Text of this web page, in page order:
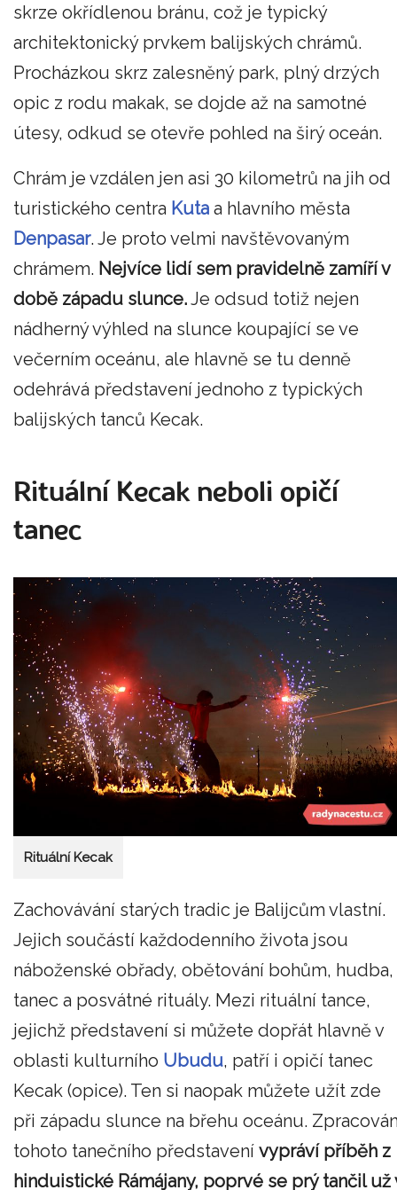
skrze okřídlenou bránu, což je typický
architektonický prvkem balijských chrámů.
Procházkou skrz zalesněný park, plný drzých
opic z rodu makak, se dojde až na samotné
útesy, odkud se otevře pohled na širý oceán.
Chrám je vzdálen jen asi 30 kilometrů na jih od
turistického centra Kuta a hlavního města
Denpasar. Je proto velmi navštěvovaným
chrámem. Nejvíce lidí sem pravidelně zamíří v
době západu slunce.Je odsud totiž nejen
nádherný výhled na slunce koupající se ve
večerním oceánu, ale hlavně se tu denně
odehrává představení jednoho z typických
balijských tanců Kecak.
Rituální Kecak neboli opičí
tanec
Rituální Kecak
Zachovávání starých tradic je Balijcům vlastní.
Jejich součástí každodenního života jsou
náboženské obřady, obětování bohům, hudba,
tanec a posvátné rituály. Mezi rituální tance,
jejichž představení si můžete dopřát hlavně v
oblasti kulturního Ubudu, patří i opičí tanec
Kecak (opice). Ten si naopak můžete užít zde
při západu slunce na břehu oceánu.
tohoto tanečního představení vypráví příběh z
hinduistické Rámájany, poprvé se prý tančil už